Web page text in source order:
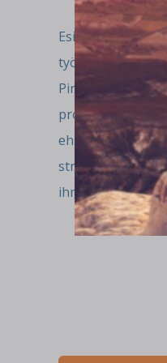
Esihenkilötyö
työt tulevat
Pinnallinen ote
prosesseja että
ehkäisee
stressiä – joka
ihmiset